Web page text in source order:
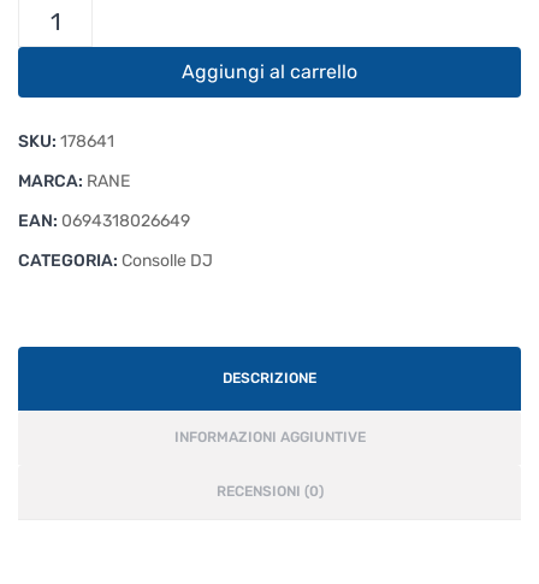
Rane
quantità
Aggiungi al carrello
SKU: 178641
MARCA: RANE
EAN: 0694318026649
CATEGORIA: Consolle DJ
DESCRIZIONE
INFORMAZIONI AGGIUNTIVE
RECENSIONI (0)